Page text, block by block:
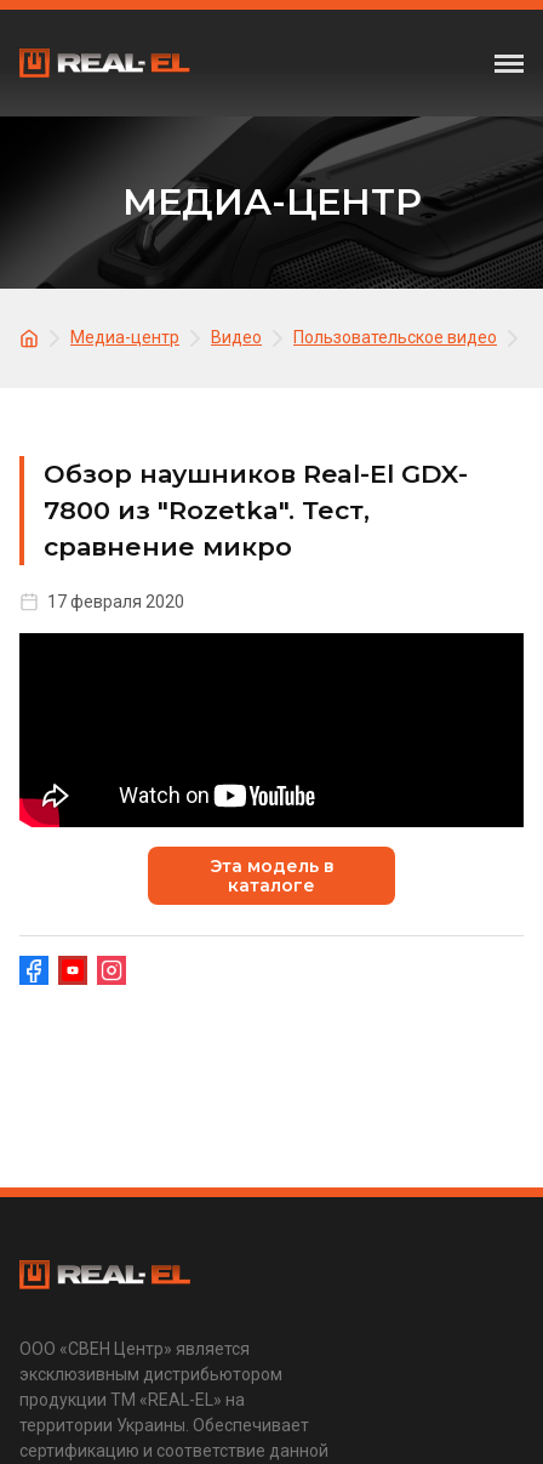
МЕДИА-ЦЕНТР
Медиа-центр Видео Пользовательское видео
Обзор наушников Real-El GDX-
7800 из "Rozetka". Тест,
сравнение микро
17 февраля 2020
Эта модель в
каталоге
ООО «СВЕН Центр» является
эксклюзивным дистрибьютором
продукции ТМ «REAL-EL» на
территории Украины. Обеспечивает
сертификацию и соответствие данной